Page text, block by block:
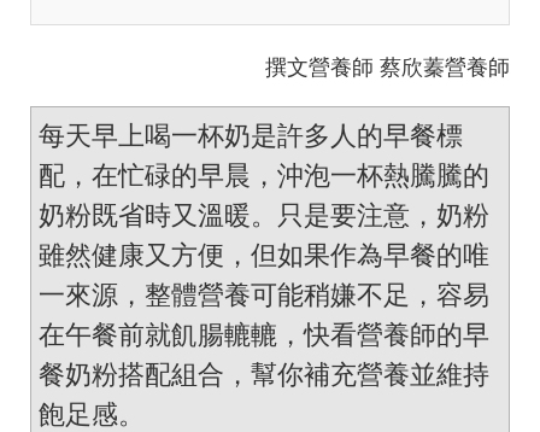
撰文營養師 蔡欣蓁營養師
每天早上喝一杯奶是許多人的早餐標
配，在忙碌的早晨，沖泡一杯熱騰騰的
奶粉既省時又溫暖。只是要注意，奶粉
雖然健康又方便，但如果作為早餐的唯
一來源，整體營養可能稍嫌不足，容易
在午餐前就飢腸轆轆，快看營養師的早
餐奶粉搭配組合，幫你補充營養並維持
飽足感。